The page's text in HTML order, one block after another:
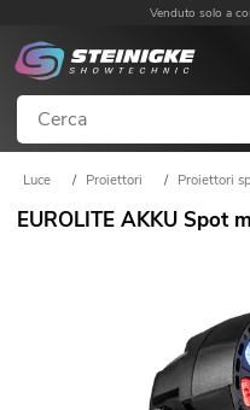
Venduto solo a
Luce / Proiettori / Proiettori
EUROLITE AKKU Spot